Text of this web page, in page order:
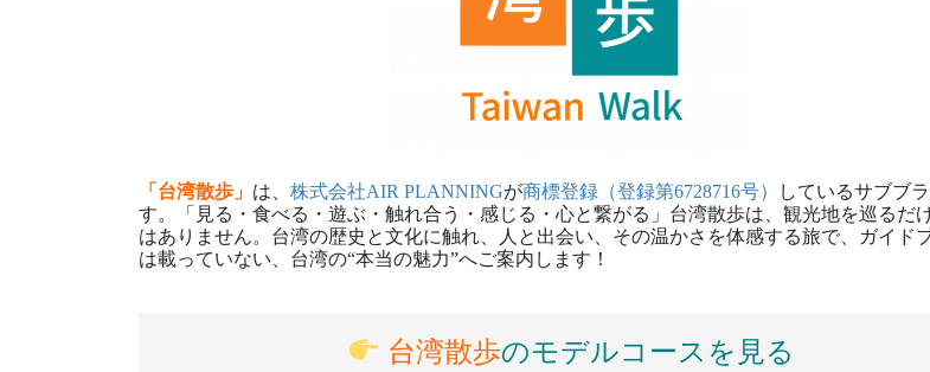
「台湾散歩」 は、 株式会社AIR PLANNINGが商標登録（登録第6728716号）
しているサブブ
す。「見る・食べる・遊ぶ・触れ合う・感じる・心と繋がる」台湾散歩は、観光地を巡るだ
はありません。台湾の歴史と文化に触れ、人と出会い、その温かさを体感する旅で、ガイド
は載っていない、台湾の“本当の魅力”へご案内します！
台湾散歩のモデルコースを見る